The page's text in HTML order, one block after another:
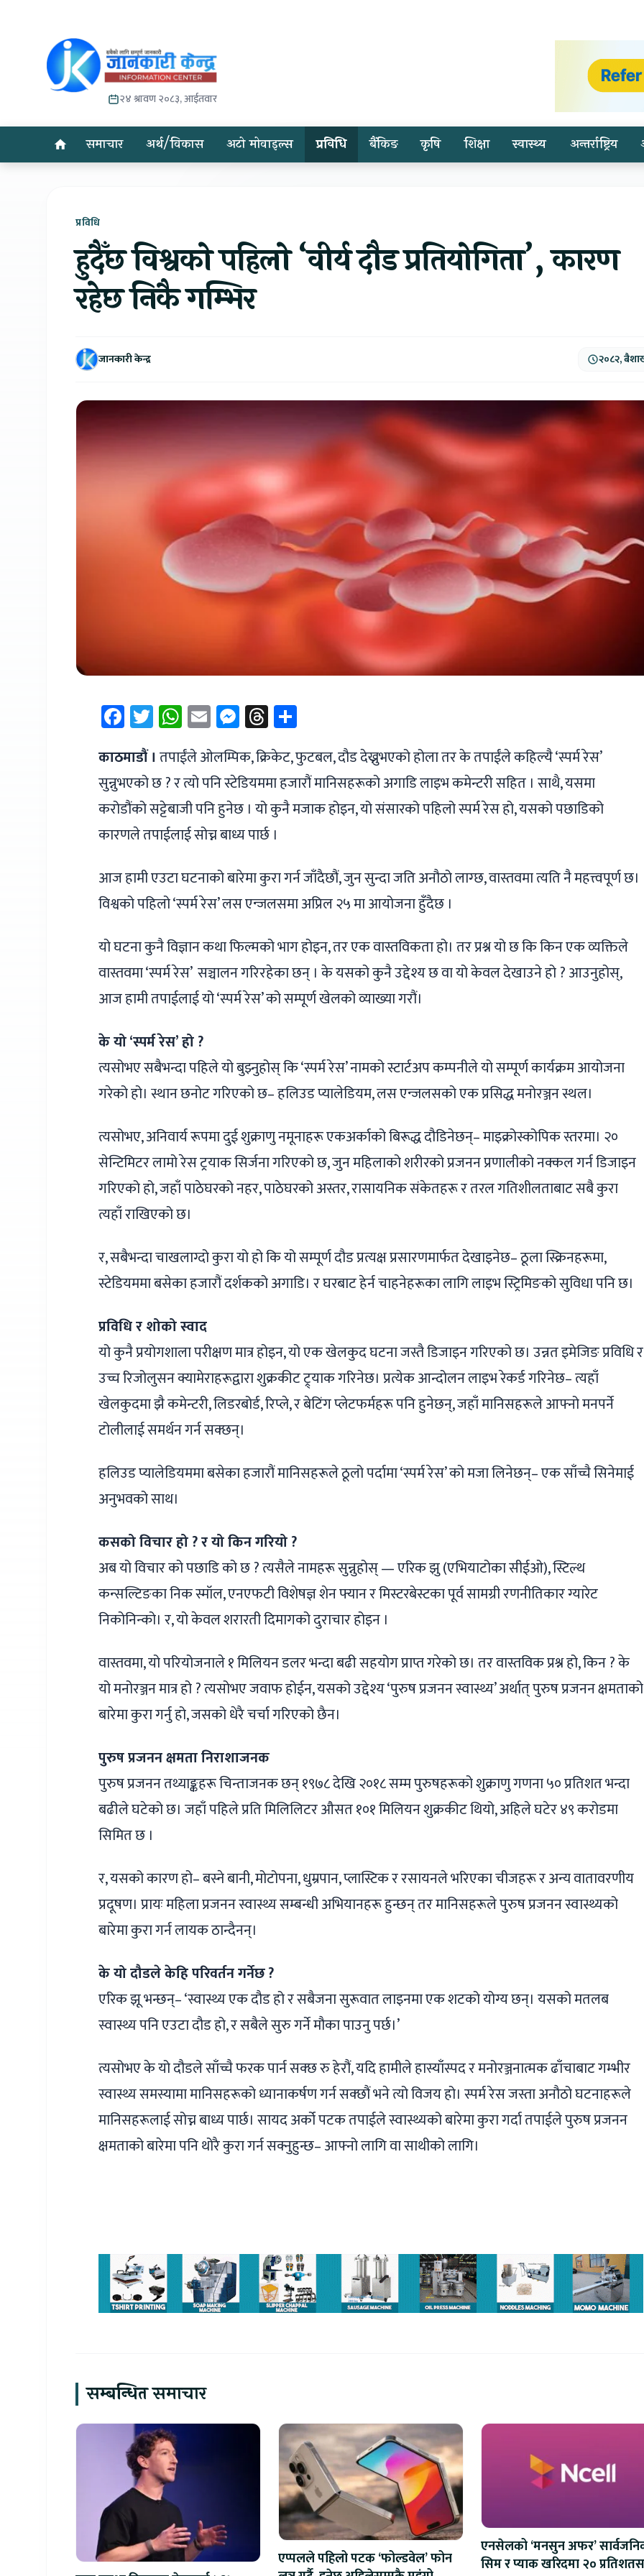
२४ श्रावण २०८३, आईतवार
समाचार अर्थ/विकास अटो मोवाइल्स प्रविधि बैंकिङ कृषि शिक्षा स्वास्थ्य अन्तर्राष्ट्रिय
प्रविधि
हुदैँछ विश्वको पहिलो ‘वीर्य दौड प्रतियोगिता’, कारण
रहेछ निकै गम्भिर
जानकारी केन्द्र २०८२,
Facebook
Twitter
WhatsApp
EmailMessenger
Threads
काठमाडौं । तपाईंले ओलम्पिक, क्रिकेट, फुटबल, दौड देख्नुभएको होला तर के तपाईंले कहिल्यै ‘स्पर्म रेस’
सुन्नुभएको छ ? र त्यो पनि स्टेडियममा हजारौं मानिसहरूको अगाडि लाइभ कमेन्टरी सहित । साथै, यसमा
करोडौंको सट्टेबाजी पनि हुनेछ । यो कुनै मजाक होइन, यो संसारको पहिलो स्पर्म रेस हो, यसको पछाडिको
कारणले तपाईलाई सोच्न बाध्य पार्छ ।
आज हामी एउटा घटनाको बारेमा कुरा गर्न जाँदैछौं, जुन सुन्दा जति अनौठो लाग्छ, वास्तवमा त्यति नै महत्त्वपूर्ण छ।
विश्वको पहिलो ‘स्पर्म रेस’ लस एन्जलसमा अप्रिल २५ मा आयोजना हुँदैछ ।
यो घटना कुनै विज्ञान कथा फिल्मको भाग होइन, तर एक वास्तविकता हो। तर प्रश्न यो छ कि किन एक व्यक्तिले
वास्तवमा ‘स्पर्म रेस’ सञ्चालन गरिरहेका छन् । के यसको कुनै उद्देश्य छ वा यो केवल देखाउने हो ? आउनुहोस्,
आज हामी तपाईलाई यो ‘स्पर्म रेस’ को सम्पूर्ण खेलको व्याख्या गरौं।
के यो ‘स्पर्म रेस’ हो ?
त्यसोभए सबैभन्दा पहिले यो बुझ्नुहोस् कि ‘स्पर्म रेस’ नामको स्टार्टअप कम्पनीले यो सम्पूर्ण कार्यक्रम आयोजना
गरेको हो। स्थान छनोट गरिएको छ– हलिउड प्यालेडियम, लस एन्जलसको एक प्रसिद्ध मनोरञ्जन स्थल।
त्यसोभए, अनिवार्य रूपमा दुई शुक्राणु नमूनाहरू एकअर्काको बिरूद्ध दौडिनेछन्– माइक्रोस्कोपिक स्तरमा। २०
सेन्टिमिटर लामो रेस ट्रयाक सिर्जना गरिएको छ, जुन महिलाको शरीरको प्रजनन प्रणालीको नक्कल गर्न डिजाइन
गरिएको हो, जहाँ पाठेघरको नहर, पाठेघरको अस्तर, रासायनिक संकेतहरू र तरल गतिशीलताबाट सबै कुरा
त्यहाँ राखिएको छ।
र, सबैभन्दा चाखलाग्दो कुरा यो हो कि यो सम्पूर्ण दौड प्रत्यक्ष प्रसारणमार्फत देखाइनेछ– ठूला स्क्रिनहरूमा,
स्टेडियममा बसेका हजारौं दर्शकको अगाडि। र घरबाट हेर्न चाहनेहरूका लागि लाइभ स्ट्रिमिङको सुविधा पनि छ।
प्रविधि र शोको स्वाद
यो कुनै प्रयोगशाला परीक्षण मात्र होइन, यो एक खेलकुद घटना जस्तै डिजाइन गरिएको छ। उन्नत इमेजिङ प्रविधि र
उच्च रिजोलुसन क्यामेराहरूद्वारा शुक्रकीट ट्र्याक गरिनेछ। प्रत्येक आन्दोलन लाइभ रेकर्ड गरिनेछ– त्यहाँ
खेलकुदमा झै कमेन्टरी, लिडरबोर्ड, रिप्ले, र बेटिंग प्लेटफर्महरू पनि हुनेछन्, जहाँ मानिसहरूले आफ्नो मनपर्ने
टोलीलाई समर्थन गर्न सक्छन्।
हलिउड प्यालेडियममा बसेका हजारौं मानिसहरूले ठूलो पर्दामा ‘स्पर्म रेस’ को मजा लिनेछन्– एक साँच्चै सिनेमाई
अनुभवको साथ।
कसको विचार हो ? र यो किन गरियो ?
अब यो विचार को पछाडि को छ ? त्यसैले नामहरू सुन्नुहोस् — एरिक झु (एभियाटोका सीईओ), स्टिल्थ
कन्सल्टिङका ​​निक स्मॉल, एनएफटी विशेषज्ञ शेन फ्यान र मिस्टरबेस्टका पूर्व सामग्री रणनीतिकार ग्यारेट
निकोनिन्को। र, यो केवल शरारती दिमागको दुराचार होइन ।
वास्तवमा, यो परियोजनाले १ मिलियन डलर भन्दा बढी सहयोग प्राप्त गरेको छ। तर वास्तविक प्रश्न हो, किन ? के
यो मनोरञ्जन मात्र हो ? त्यसोभए जवाफ होईन, यसको उद्देश्य ‘पुरुष प्रजनन स्वास्थ्य’ अर्थात् पुरुष प्रजनन क्षमताको
बारेमा कुरा गर्नु हो, जसको धेरै चर्चा गरिएको छैन।
पुरुष प्रजनन क्षमता निराशाजनक
पुरुष प्रजनन तथ्याङ्कहरू चिन्ताजनक छन् १९७८ देखि २०१८ सम्म पुरुषहरूको शुक्राणु गणना ५० प्रतिशत भन्दा
बढीले घटेको छ। जहाँ पहिले प्रति मिलिलिटर औसत १०१ मिलियन शुक्रकीट थियो, अहिले घटेर ४९ करोडमा
सिमित छ ।
र, यसको कारण हो– बस्ने बानी, मोटोपना, धुम्रपान, प्लास्टिक र रसायनले भरिएका चीजहरू र अन्य वातावरणीय
प्रदूषण। प्रायः महिला प्रजनन स्वास्थ्य सम्बन्धी अभियानहरू हुन्छन् तर मानिसहरूले पुरुष प्रजनन स्वास्थ्यको
बारेमा कुरा गर्न लायक ठान्दैनन्।
के यो दौडले केहि परिवर्तन गर्नेछ?
एरिक झू भन्छन्– ‘स्वास्थ्य एक दौड हो र सबैजना सुरूवात लाइनमा एक शटको योग्य छन्। यसको मतलब
स्वास्थ्य पनि एउटा दौड हो, र सबैले सुरु गर्ने मौका पाउनु पर्छ।’
त्यसोभए के यो दौडले साँच्चै फरक पार्न सक्छ रु हेरौं, यदि हामीले हास्याँस्पद र मनोरञ्जनात्मक ढाँचाबाट गम्भीर
स्वास्थ्य समस्यामा मानिसहरूको ध्यानाकर्षण गर्न सक्छौं भने त्यो विजय हो। स्पर्म रेस जस्ता अनौठो घटनाहरूले
मानिसहरूलाई सोच्न बाध्य पार्छ। सायद अर्को पटक तपाईले स्वास्थ्यको बारेमा कुरा गर्दा तपाईले पुरुष प्रजनन
क्षमताको बारेमा पनि थोरै कुरा गर्न सक्नुहुन्छ– आफ्नो लागि वा साथीको लागि।
सम्बन्धित समाचार
एप्पलले पहिलो पटक ‘फोल्डवेल’ फोन
एनसेलको ‘मनसुन अफर’
सिम र प्याक खरिदमा २०